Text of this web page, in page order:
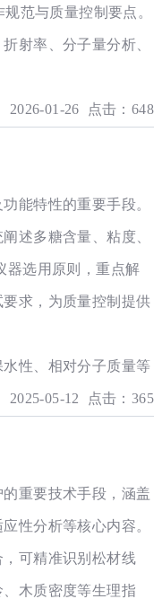
范与质量控制要点。
射率、分子量分析、
01-26 点击：648
能特性的重要手段。
述多糖含量、粘度、
器选用原则，重点解
求，为质量控制提供
性、相对分子质量等
05-12 点击：365
重要技术手段，涵盖
性分析等核心内容。
可精准识别松材线
木质密度等生理指